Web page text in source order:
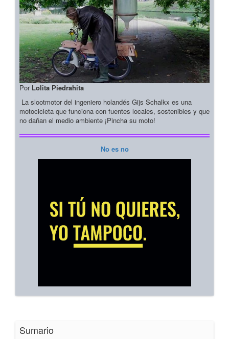
Por Lolita Piedrahita
La slootmotor del ingeniero holandés Gijs Schalkx es una
motocicleta que funciona con fuentes locales, sostenibles y que
no dañan el medio ambiente ¡Pincha su moto!
No es no
Sumario